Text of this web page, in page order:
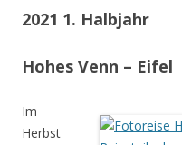
2021 1. Halbjahr
Hohes Venn – Eifel
Im
Herbst